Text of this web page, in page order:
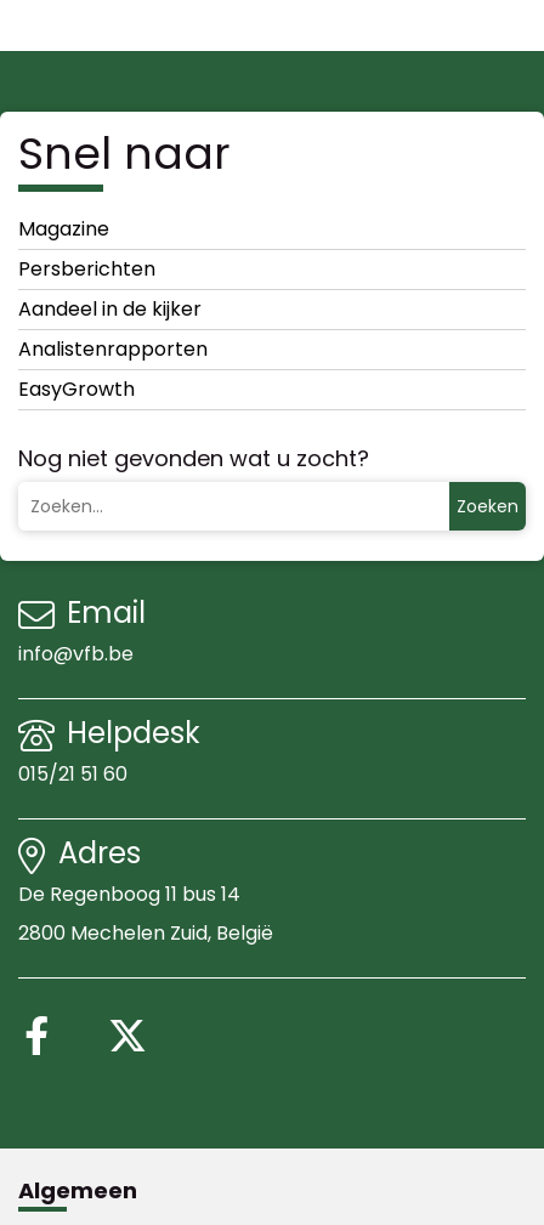
Snel naar
Magazine
Persberichten
Aandeel in de kijker
Analistenrapporten
EasyGrowth
Nog niet gevonden wat u zocht?
Zoeken
Email
info@vfb.be
Helpdesk
015/21 51 60
Adres
De Regenboog 11 bus 14
2800 Mechelen Zuid, België
Volg ons op Facebook
Algemeen